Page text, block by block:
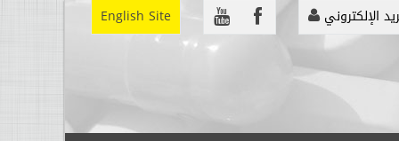
English Site الإلكتروني